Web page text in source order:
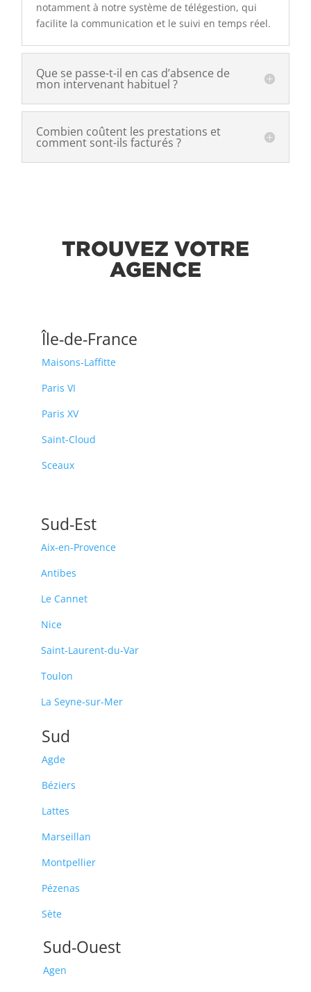
notamment à notre système de télégestion, qui
facilite la communication et le suivi en temps réel.
Que se passe-t-il en cas d’absence de
mon intervenant habituel ?
Combien coûtent les prestations et
comment sont-ils facturés ?
TROUVEZ VOTRE
AGENCE
Île-de-France
Maisons-Laffitte
Paris VI
Paris XV
Saint-Cloud
Sceaux
Sud-Est
Aix-en-Provence
Antibes
Le Cannet
Nice
Saint-Laurent-du-Var
Toulon
La Seyne-sur-Mer
Sud
Agde
Béziers
Lattes
Marseillan
Montpellier
Pézenas
Sète
Sud-Ouest
Agen